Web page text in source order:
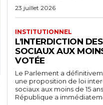
23 juillet 2026
INSTITUTIONNEL
L’INTERDICTION
SOCIAUX AUX
VOTÉE
Le Parlement a
une proposition de loi
sociaux aux moins de 15
République a